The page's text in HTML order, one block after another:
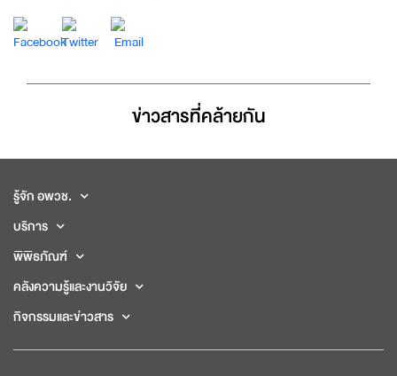
ข่าวสารที่่คล้ายกัน
รู้จัก อพวช.
บริการ
พิพิธภัณฑ์
คลังความรู้และงานวิจัย
กิจกรรมและข่าวสาร